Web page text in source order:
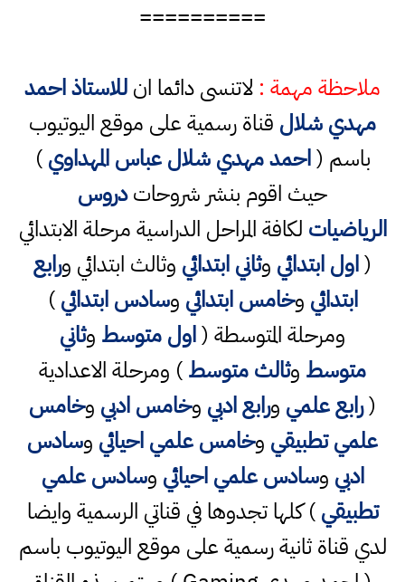
==========
ملاحظة مهمة : لاتنسى دائما انللاستاذ احمد
مهدي شلال قناة رسمية على موقع اليوتيوب
باسم (احمد مهدي شلال عباس المهداوي)
حيث اقوم بنشر شروحاتدروس
الرياضيات لكافة المراحل الدراسية مرحلة الابتدائي
(اول ابتدائي وثاني ابتدائي وثالث ابتدائي ورابع
ابتدائي وخامس ابتدائي وسادس ابتدائي)
ومرحلة المتوسطة (اول متوسط وثاني
متوسط وثالث متوسط) ومرحلة الاعدادية
(رابع علمي ورابع ادبي وخامس ادبي وخامس
علمي تطبيقي وخامس علمي احيائي وسادس
ادبي وسادس علمي احيائي وسادس علمي
تطبيقي) كلها تجدوها في قناتي الرسمية وايضا
لدي قناة ثانية رسمية على موقع اليوتيوب باسم